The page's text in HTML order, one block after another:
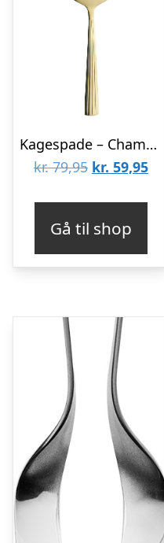
Kagespade – Champagne guld
kr.79,95 Den
var:
kr. 79,95.
kr. 59,95Den
Gå til shop